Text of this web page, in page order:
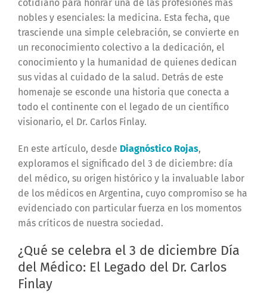
cotidiano para honrar una de las profesiones más
nobles y esenciales: la medicina. Esta fecha, que
trasciende una simple celebración, se convierte en
un reconocimiento colectivo a la dedicación, el
conocimiento y la humanidad de quienes dedican
sus vidas al cuidado de la salud. Detrás de este
homenaje se esconde una historia que conecta a
todo el continente con el legado de un científico
visionario, el Dr. Carlos Finlay.
En este artículo, desde Diagnóstico Rojas,
exploramos el significado del 3 de diciembre: día
del médico, su origen histórico y la invaluable labor
de los médicos en Argentina, cuyo compromiso se ha
evidenciado con particular fuerza en los momentos
más críticos de nuestra sociedad.
¿Qué se celebra el 3 de diciembre Día
del Médico: El Legado del Dr. Carlos
Finlay